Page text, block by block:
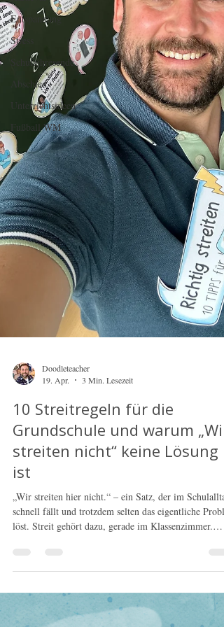
Entspannung
Stress
Schulajhresende
Abschied
Unterrichtsideen
Fußball WM
Doodleteacher
19. Apr.
3 Min. Lesezeit
10 Streitregeln für die
Grundschule und warum „Wir
streiten nicht“ keine Lösung
löst. Streit gehört dazu, gerade im Klassenzimmer.
Entscheidend ist nicht, ob gestritten wird, sondern wie.
Mit klaren Streitregeln lernen Schüler*innen,